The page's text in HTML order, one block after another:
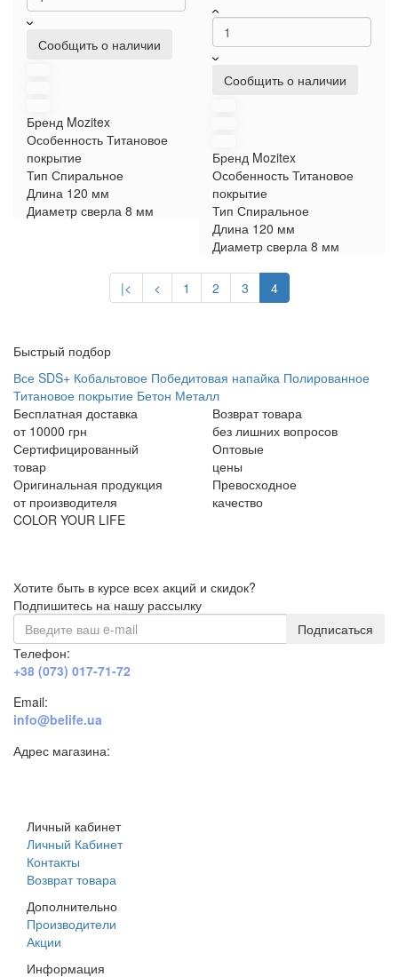
Сообщить о наличии
Бренд Mozitex
Особенность Титановое
покрытие
Тип Спиральное
Длина 120 мм
Диаметр сверла 8 мм
Сообщить о наличии
Бренд Mozitex
Особенность Титановое
покрытие
Тип Спиральное
Длина 120 мм
Диаметр сверла 8 мм
|< < 1 2 3 4
Быстрый подбор
Все SDS+ Кобальтовое Победитовая напайка Полированное
Титановое покрытие Бетон Металл
Бесплатная доставка
от 10000 грн
Возврат товара
без лишних вопросов
Сертифицированный
товар
Оптовые
цены
Оригинальная продукция
от производителя
Превосходное
качество
COLOR YOUR LIFE
Хотите быть в курсе всех акций и скидок?
Подпишитесь на нашу рассылку
Подписаться
Телефон:
+38 (073) 017-71-72
Email:
info@belife.ua
Адрес магазина:
Личный кабинет
Личный Кабинет
Контакты
Возврат товара
Дополнительно
Производители
Акции
Информация